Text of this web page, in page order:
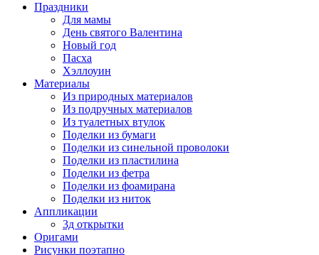
Праздники
Для мамы
День святого Валентина
Новый год
Пасха
Хэллоуин
Материалы
Из природных материалов
Из подручных материалов
Из туалетных втулок
Поделки из бумаги
Поделки из синельной проволоки
Поделки из пластилина
Поделки из фетра
Поделки из фоамирана
Поделки из ниток
Аппликации
3д открытки
Оригами
Рисунки поэтапно